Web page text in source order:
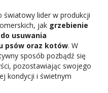
światowy lider w produkcji
jak grzebienie
usuwania
psów oraz kotów. W
sposób pozbądź się
pozostawiając swojego
kondycji i świetnym